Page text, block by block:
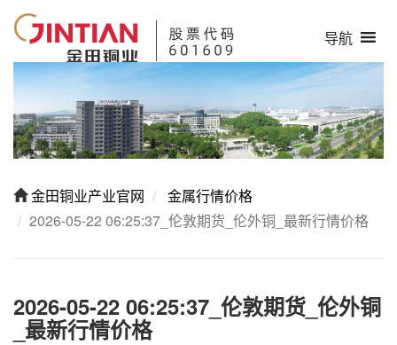
导航
金田铜业产业官网
金属行情价格
2026-05-22 06:25:37_伦敦期货_伦外铜_最新行情价格
2026-05-22 06:25:37_伦敦期货_伦外铜
_最新行情价格